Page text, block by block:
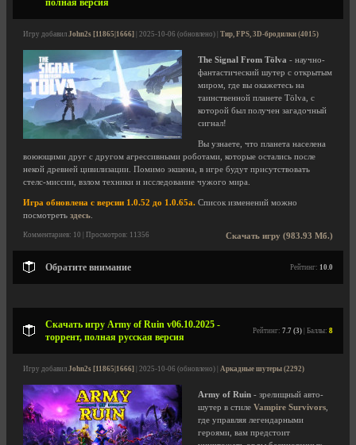
полная версия
Игру добавил John2s [11865|1666] | 2025-10-06 (обновлено) | Тир, FPS, 3D-бродилки (4015)
The Signal From Tölva - научно-
фантастический шутер с открытым
миром, где вы окажетесь на
таинственной планете Tölva, с
которой был получен загадочный
сигнал!
Вы узнаете, что планета населена
воюющими друг с другом агрессивными роботами, которые остались после
некой древней цивилизации. Помимо экшена, в игре будут присутствовать
стелс-миссии, взлом техники и исследование чужого мира.
Игра обновлена с версии 1.0.52 до 1.0.65a. Список изменений можно
посмотреть здесь
Скачать игру (983.93 Мб.)
Комментариев: 10 | Просмотров: 11356
Обратите внимание Рейтинг: 10.0
Скачать игру Army of Ruin v06.10.2025 -
торрент, полная русская версия
Рейтинг: 7.7 (3) | Баллы: 8
Игру добавил John2s [11865|1666] | 2025-10-06 (обновлено) | Аркадные шутеры (2292)
Army of Ruin - зрелищный авто-
шутер в стиле Vampire Survivors
где управляя легендарными
героями, вам предстоит